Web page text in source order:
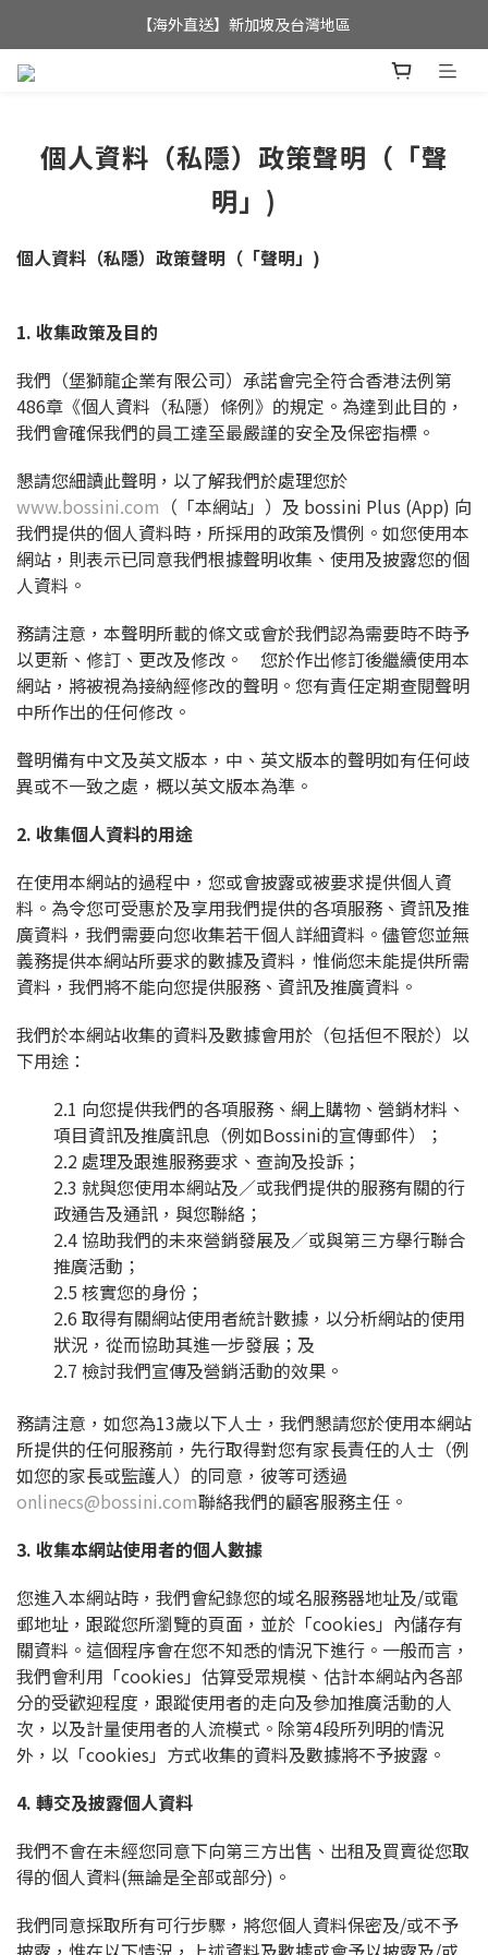
全店滿$350，即可享港澳地區免運費;
【海外直送】新加坡及台灣地區
個人資料（私隱）政策聲明（「聲
明」)
個人資料（私隱）政策聲明（「聲明」)
1. 收集政策及目的
我們（堡獅龍企業有限公司）承諾會完全符合香港法例第
486章《個人資料（私隱）條例》的規定。為達到此目的，
我們會確保我們的員工達至最嚴謹的安全及保密指標。
懇請您細讀此聲明，以了解我們於處理您於
www.bossini.com （「本網站」）及 bossini Plus (App) 向
我們提供的個人資料時，所採用的政策及慣例。如您使用本
網站，則表示已同意我們根據聲明收集、使用及披露您的個
人資料。
務請注意，本聲明所載的條文或會於我們認為需要時不時予
以更新、修訂、更改及修改。 您於作出修訂後繼續使用本
網站，將被視為接納經修改的聲明。您有責任定期查閱聲明
中所作出的任何修改。
聲明備有中文及英文版本，中、英文版本的聲明如有任何歧
異或不一致之處，概以英文版本為準。
2. 收集個人資料的用途
在使用本網站的過程中，您或會披露或被要求提供個人資
料。為令您可受惠於及享用我們提供的各項服務、資訊及推
廣資料，我們需要向您收集若干個人詳細資料。儘管您並無
義務提供本網站所要求的數據及資料，惟倘您未能提供所需
資料，我們將不能向您提供服務、資訊及推廣資料。
我們於本網站收集的資料及數據會用於（包括但不限於）以
下用途：
2.1 向您提供我們的各項服務、網上購物、營銷材料、
項目資訊及推廣訊息（例如Bossini的宣傳郵件）；
2.2 處理及跟進服務要求、查詢及投訴；
2.3 就與您使用本網站及／或我們提供的服務有關的行
政通告及通訊，與您聯絡；
2.4 協助我們的未來營銷發展及／或與第三方舉行聯合
推廣活動；
2.5 核實您的身份；
2.6 取得有關網站使用者統計數據，以分析網站的使用
狀況，從而協助其進一步發展；及
2.7 檢討我們宣傳及營銷活動的效果。
務請注意，如您為13歲以下人士，我們懇請您於使用本網站
所提供的任何服務前，先行取得對您有家長責任的人士（例
如您的家長或監護人）的同意，彼等可透過
onlinecs@bossini.com聯絡我們的顧客服務主任。
3. 收集本網站使用者的個人數據
您進入本網站時，我們會紀錄您的域名服務器地址及/或電
郵地址，跟蹤您所瀏覽的頁面，並於「cookies」內儲存有
關資料。這個程序會在您不知悉的情況下進行。一般而言，
我們會利用「cookies」估算受眾規模、估計本網站內各部
分的受歡迎程度，跟蹤使用者的走向及參加推廣活動的人
次，以及計量使用者的人流模式。除第4段所列明的情況
外，以「cookies」方式收集的資料及數據將不予披露。
4. 轉交及披露個人資料
我們不會在未經您同意下向第三方出售、出租及買賣從您取
得的個人資料(無論是全部或部分)。
我們同意採取所有可行步驟，將您個人資料保密及/或不予